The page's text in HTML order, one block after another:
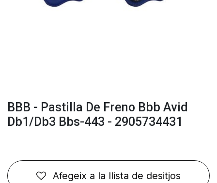
BBB - Pastilla De Freno Bbb Avid
Db1/Db3 Bbs-443 - 2905734431
Afegeix a la llista de desitjos